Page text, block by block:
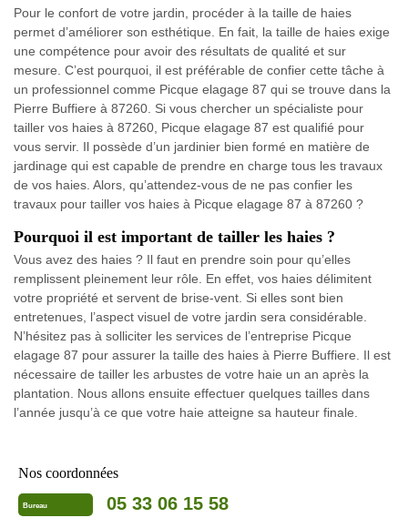
Pour le confort de votre jardin, procéder à la taille de haies
permet d’améliorer son esthétique. En fait, la taille de haies exige
une compétence pour avoir des résultats de qualité et sur
mesure. C’est pourquoi, il est préférable de confier cette tâche à
un professionnel comme Picque elagage 87 qui se trouve dans la
Pierre Buffiere à 87260. Si vous chercher un spécialiste pour
tailler vos haies à 87260, Picque elagage 87 est qualifié pour
vous servir. Il possède d’un jardinier bien formé en matière de
jardinage qui est capable de prendre en charge tous les travaux
de vos haies. Alors, qu’attendez-vous de ne pas confier les
travaux pour tailler vos haies à Picque elagage 87 à 87260 ?
Pourquoi il est important de tailler les haies ?
Vous avez des haies ? Il faut en prendre soin pour qu’elles
remplissent pleinement leur rôle. En effet, vos haies délimitent
votre propriété et servent de brise-vent. Si elles sont bien
entretenues, l’aspect visuel de votre jardin sera considérable.
N’hésitez pas à solliciter les services de l’entreprise Picque
elagage 87 pour assurer la taille des haies à Pierre Buffiere. Il est
nécessaire de tailler les arbustes de votre haie un an après la
plantation. Nous allons ensuite effectuer quelques tailles dans
l’année jusqu’à ce que votre haie atteigne sa hauteur finale.
Nos coordonnées
Bureau 05 33 06 15 58